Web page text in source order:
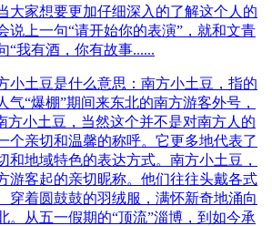
大家想要更加仔细深入的了解这个人的
说上一句“请开始你的表演”，就和文青
“我有酒，你有故事......
小土豆是什么意思：南方小土豆，指的
气“爆棚”期间来东北的南方游客外号，
方小土豆，当然这个并不是对南方人的
个亲切和温馨的称呼。它更多地代表了
和地域特色的表达方式。南方小土豆，
游客起的亲切昵称。他们往往头戴各式
穿着圆鼓鼓的羽绒服，满怀新奇地涌向
。从五一假期的“顶流”淄博，到如今承